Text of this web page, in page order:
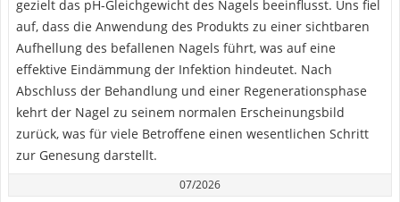
gezielt das pH-Gleichgewicht des Nagels beeinflusst. Uns fiel
auf, dass die Anwendung des Produkts zu einer sichtbaren
Aufhellung des befallenen Nagels führt, was auf eine
effektive Eindämmung der Infektion hindeutet. Nach
Abschluss der Behandlung und einer Regenerationsphase
kehrt der Nagel zu seinem normalen Erscheinungsbild
zurück, was für viele Betroffene einen wesentlichen Schritt
zur Genesung darstellt.
07/2026